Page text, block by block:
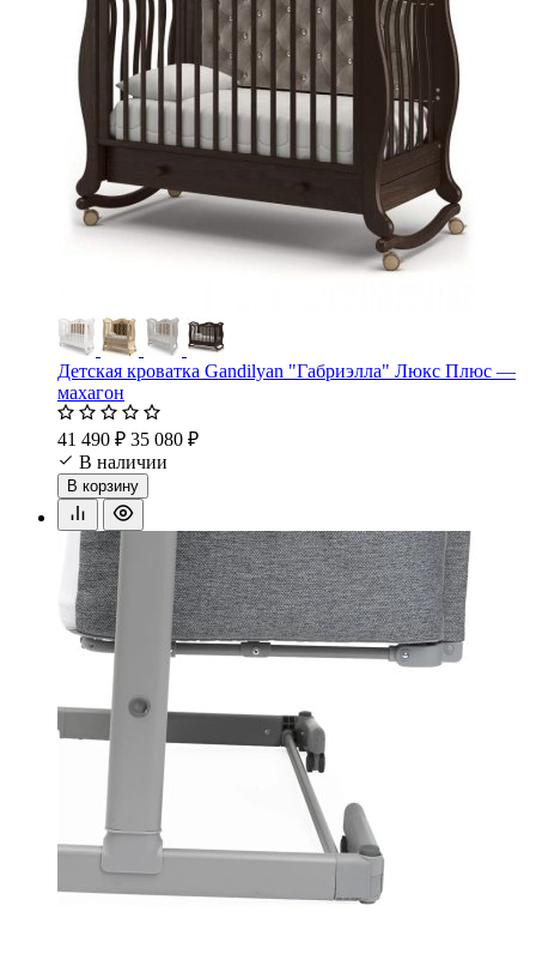
Детская кроватка Gandilyan "Габриэлла" Люкс Плюс —
махагон
41 490 ₽ 35 080 ₽
В наличии
В корзину